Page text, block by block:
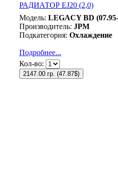
РАДИАТОР EJ20 (2,0)
Модель: LEGACY BD
Производитель: JPM
Подкатегория: Охлаждение
Подробнее...
Кол-во:
2147.00 гр. (47.87$)